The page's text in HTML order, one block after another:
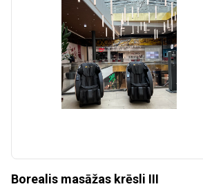
Borealis masāžas krēsli III